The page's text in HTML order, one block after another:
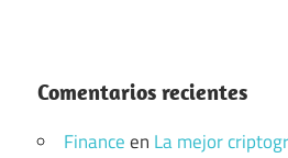
Comentarios recientes
Financeen La mejor